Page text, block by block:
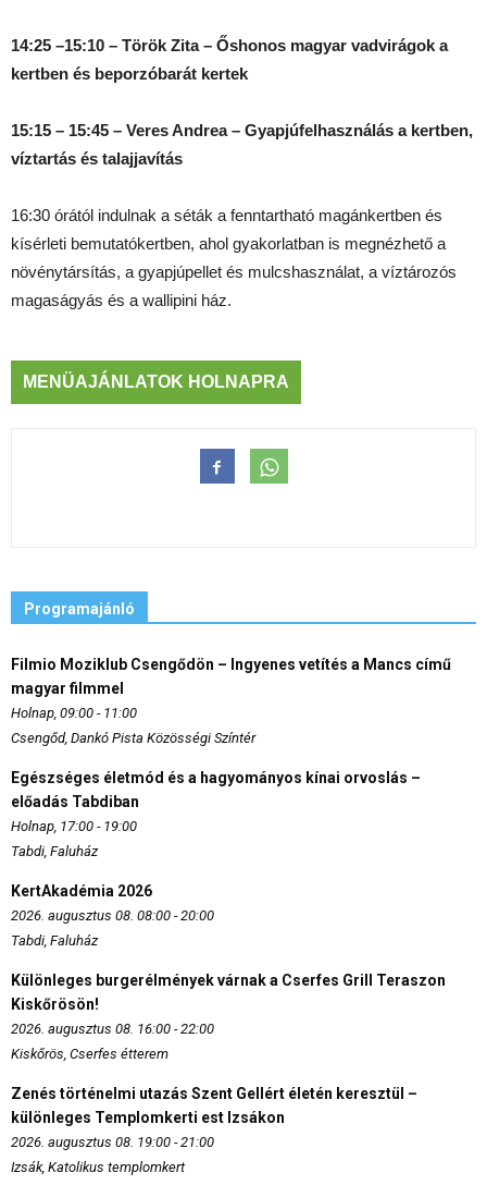
14:25 –15:10 – Török Zita – Őshonos magyar vadvirágok a
kertben és beporzóbarát kertek
15:15 – 15:45 – Veres Andrea – Gyapjúfelhasználás a kertben,
víztartás és talajjavítás
16:30 órától indulnak a séták a fenntartható magánkertben és
kísérleti bemutatókertben, ahol gyakorlatban is megnézhető a
növénytársítás, a gyapjúpellet és mulcshasználat, a víztározós
magaságyás és a wallipini ház.
MENÜAJÁNLATOK HOLNAPRA
Programajánló
Filmio Moziklub Csengődön – Ingyenes vetítés a Mancs című
magyar filmmel
Holnap, 09:00 - 11:00
Csengőd, Dankó Pista Közösségi Színtér
Egészséges életmód és a hagyományos kínai orvoslás –
előadás Tabdiban
Holnap, 17:00 - 19:00
Tabdi, Faluház
KertAkadémia 2026
2026. augusztus 08. 08:00 - 20:00
Tabdi, Faluház
Különleges burgerélmények várnak a Cserfes Grill Teraszon
Kiskőrösön!
2026. augusztus 08. 16:00 - 22:00
Kiskőrös, Cserfes étterem
Zenés történelmi utazás Szent Gellért életén keresztül –
különleges Templomkerti est Izsákon
2026. augusztus 08. 19:00 - 21:00
Izsák, Katolikus templomkert